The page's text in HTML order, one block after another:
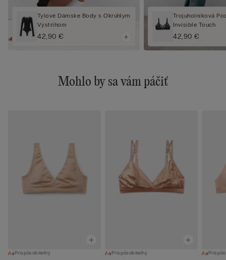
Tylové Dámske Body s Okrúhlym
Výstrihom
42,90 €
Trojuholníková
Invisible Touch
42,90 €
Mohlo by sa vám páčiť
Prispôsobiteľný Prispôsobiteľný